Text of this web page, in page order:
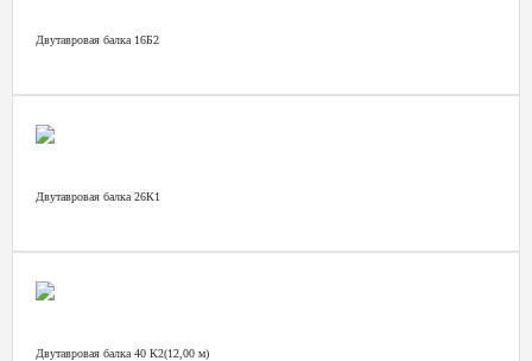
Двутавровая балка 16Б2
Двутавровая балка 26К1
Двутавровая балка 40 К2(12,00 м)